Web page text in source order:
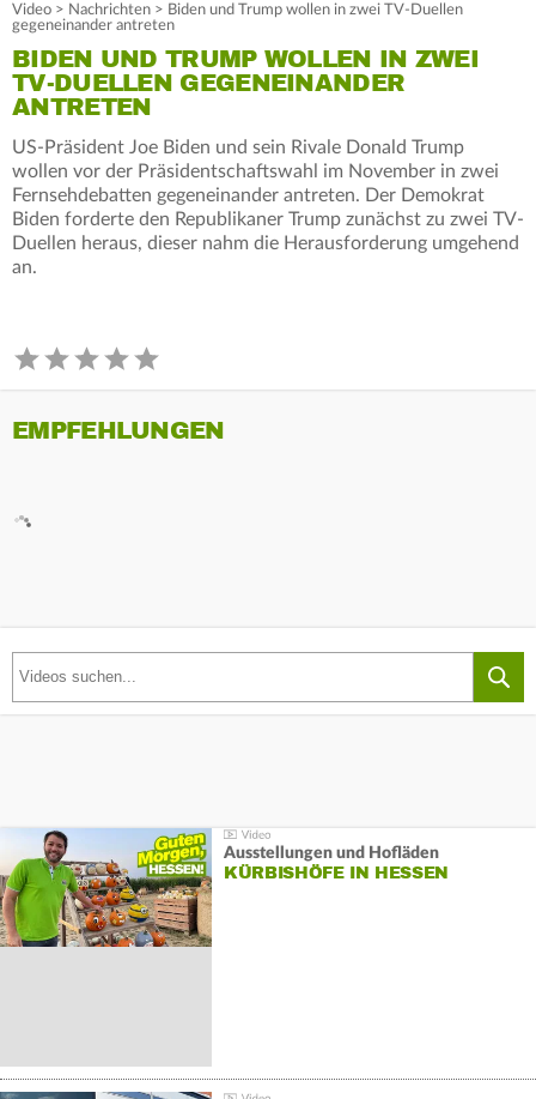
Video > Nachrichten > Biden und Trump wollen in zwei TV-Duellen
gegeneinander antreten
BIDEN UND TRUMP WOLLEN IN ZWEI
TV-DUELLEN GEGENEINANDER
ANTRETEN
US-Präsident Joe Biden und sein Rivale Donald Trump
wollen vor der Präsidentschaftswahl im November in zwei
Fernsehdebatten gegeneinander antreten. Der Demokrat
Biden forderte den Republikaner Trump zunächst zu zwei TV-
Duellen heraus, dieser nahm die Herausforderung umgehend
an.
EMPFEHLUNGEN
Ausstellungen und Hofläden
KÜRBISHÖFE IN HESSEN